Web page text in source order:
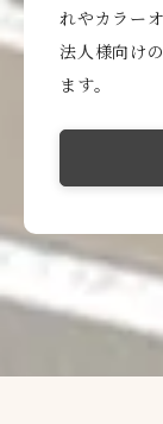
れやカラー
法人様向け
ます。